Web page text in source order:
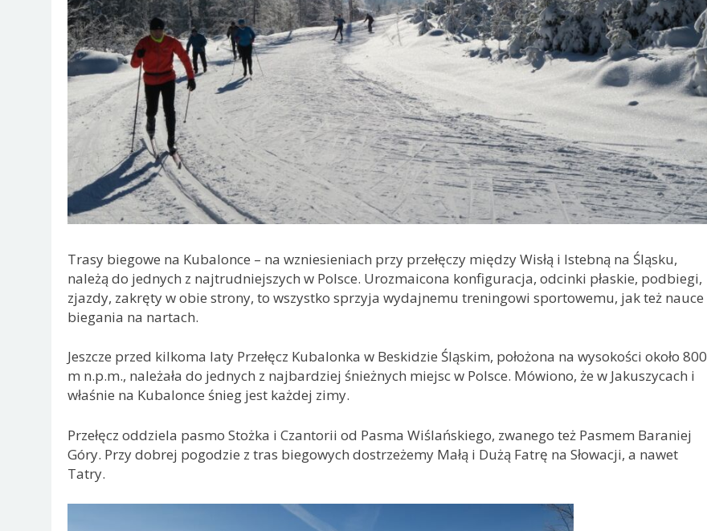
Trasy biegowe na Kubalonce – na wzniesieniach przy przełęczy między Wisłą i Istebną na Śląsku,
należą do jednych z najtrudniejszych w Polsce. Urozmaicona konfiguracja, odcinki płaskie, podbiegi,
zjazdy, zakręty w obie strony, to wszystko sprzyja wydajnemu treningowi sportowemu, jak też nauce
biegania na nartach.
Jeszcze przed kilkoma laty Przełęcz Kubalonka w Beskidzie Śląskim, położona na wysokości około 800
m n.p.m., należała do jednych z najbardziej śnieżnych miejsc w Polsce. Mówiono, że w Jakuszycach i
właśnie na Kubalonce śnieg jest każdej zimy.
Przełęcz oddziela pasmo Stożka i Czantorii od Pasma Wiślańskiego, zwanego też Pasmem Baraniej
Góry. Przy dobrej pogodzie z tras biegowych dostrzeżemy Małą i Dużą Fatrę na Słowacji, a nawet
Tatry.